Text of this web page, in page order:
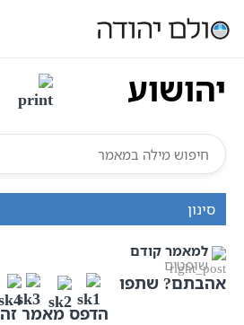
עמוד ראשי
יהושוע
סינון
למאמר קודם
שופטים
אהבתם? שתפו
הדפס מאמר זה